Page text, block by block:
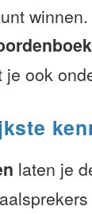
winnen.
je ook
laten je